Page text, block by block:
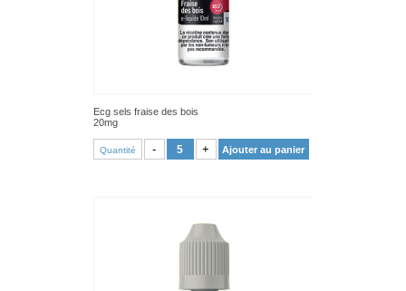
Ecg sels fraise des bois
20mg
Quantité - + Ajouter au panier